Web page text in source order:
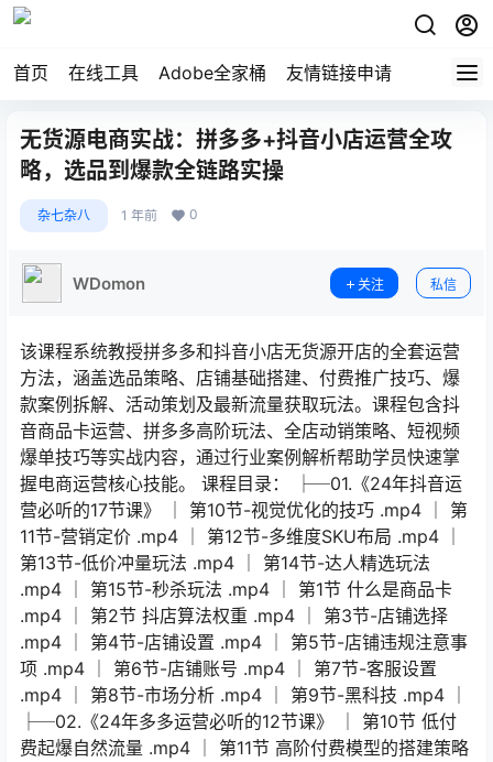
首页 在线工具 Adobe全家桶 友情链接申请
无货源电商实战：拼多多+抖音小店运营全攻
略，选品到爆款全链路实操
杂七杂八 1 年前 0
WDomon 关注 私信
该课程系统教授拼多多和抖音小店无货源开店的全套运营
方法，涵盖选品策略、店铺基础搭建、付费推广技巧、爆
款案例拆解、活动策划及最新流量获取玩法。课程包含抖
音商品卡运营、拼多多高阶玩法、全店动销策略、短视频
爆单技巧等实战内容，通过行业案例解析帮助学员快速掌
握电商运营核心技能。 课程目录： ├─01.《24年抖音运
营必听的17节课》 │ 第10节-视觉优化的技巧 .mp4 │ 第
11节-营销定价 .mp4 │ 第12节-多维度SKU布局 .mp4 │
第13节-低价冲量玩法 .mp4 │ 第14节-达人精选玩法
.mp4 │ 第15节-秒杀玩法 .mp4 │ 第1节 什么是商品卡
.mp4 │ 第2节 抖店算法权重 .mp4 │ 第3节-店铺选择
.mp4 │ 第4节-店铺设置 .mp4 │ 第5节-店铺违规注意事
项 .mp4 │ 第6节-店铺账号 .mp4 │ 第7节-客服设置
.mp4 │ 第8节-市场分析 .mp4 │ 第9节-黑科技 .mp4 │
├─02.《24年多多运营必听的12节课》 │ 第10节 低付
费起爆自然流量 .mp4 │ 第11节 高阶付费模型的搭建策略